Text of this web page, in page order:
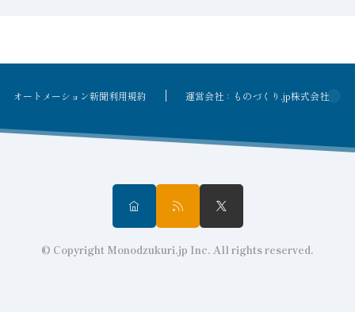
オートメーション新聞利用規約 運営会社：ものづくり.jp株式会社
© Copyright Monodzukuri.jp Inc. All rights reserved.